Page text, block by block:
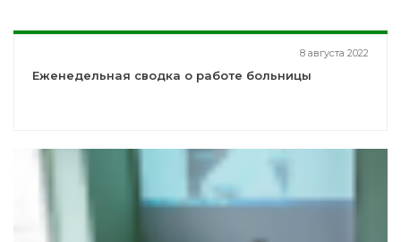
8 августа 2022
Еженедельная сводка о работе больницы